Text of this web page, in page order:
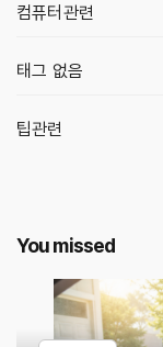
컴퓨터관련
태그 없음
팁관련
You missed